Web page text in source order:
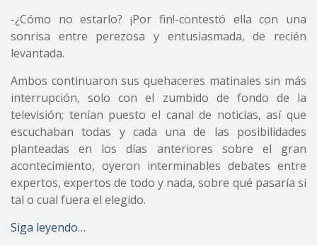
-¿Cómo no estarlo? ¡Por fin!-contestó ella con una
sonrisa entre perezosa y entusiasmada, de recién
levantada.
Ambos continuaron sus quehaceres matinales sin más
interrupción, solo con el zumbido de fondo de la
televisión; tenían puesto el canal de noticias, así que
escuchaban todas y cada una de las posibilidades
planteadas en los días anteriores sobre el gran
acontecimiento, oyeron interminables debates entre
expertos, expertos de todo y nada, sobre qué pasaría si
tal o cual fuera el elegido.
Siga leyendo…